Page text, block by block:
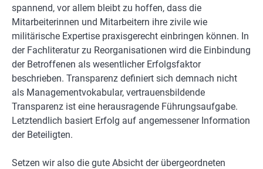
spannend, vor allem bleibt zu hoffen, dass die
Mitarbeiterinnen und Mitarbeitern ihre zivile wie
militärische Expertise praxisgerecht einbringen können. In
der Fachliteratur zu Reorganisationen wird die Einbindung
der Betroffenen als wesentlicher Erfolgsfaktor
beschrieben. Transparenz definiert sich demnach nicht
als Managementvokabular, vertrauensbildende
Transparenz ist eine herausragende Führungsaufgabe.
Letztendlich basiert Erfolg auf angemessener Information
der Beteiligten.
Setzen wir also die gute Absicht der übergeordneten